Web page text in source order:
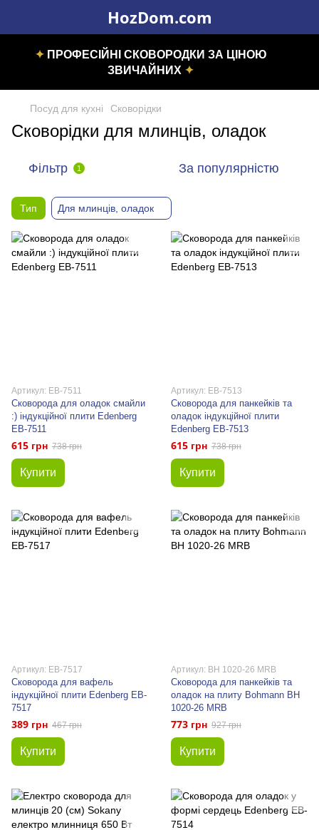
HozDom.com
✦ПРОФЕСІЙНІ СКОВОРОДКИ ЗА ЦІНОЮ
ЗВИЧАЙНИХ ✦
Посуд для кухні Сковорідки
Сковорідки для млинців, оладок
Фільтр 1 За популярністю
Тип Для млинців, оладок
Артикул: EB-7511
Сковорода для оладок смайли
:) індукційної плити Edenberg
EB-7511
615 грн 738 грн
Купити
Артикул: EB-7513
Сковорода для панкейків та
оладок індукційної плити
Edenberg EB-7513
615 грн 738 грн
Купити
Артикул: EB-7517
Сковорода для вафель
індукційної плити Edenberg EB-
7517
389 грн 467 грн
Купити
Артикул: BH 1020-26 MRB
Сковорода для панкейків та
оладок на плиту Bohmann BH
1020-26 MRB
773 грн 927 грн
Купити